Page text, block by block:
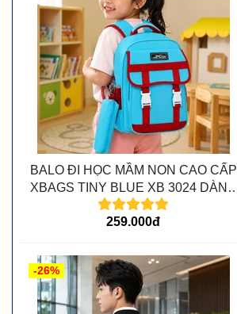
BALO ĐI HỌC MẦM NON CAO CẤP
XBAGS TINY BLUE XB 3024 DÀNH
CHO CÁC BÉ MẦM NON
259.000đ
-26%